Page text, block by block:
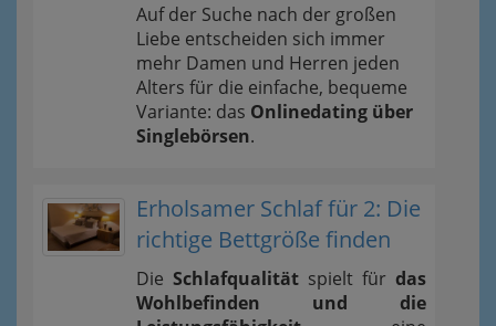
Auf der Suche nach der großen
Liebe entscheiden sich immer
mehr Damen und Herren jeden
Alters für die einfache, bequeme
Variante: das Onlinedating über
Singlebörsen.
Erholsamer Schlaf für 2: Die
richtige Bettgröße finden
Die Schlafqualität spielt für das
Wohlbefinden und die